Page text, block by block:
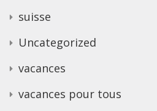
suisse
Uncategorized
vacances
vacances pour tous